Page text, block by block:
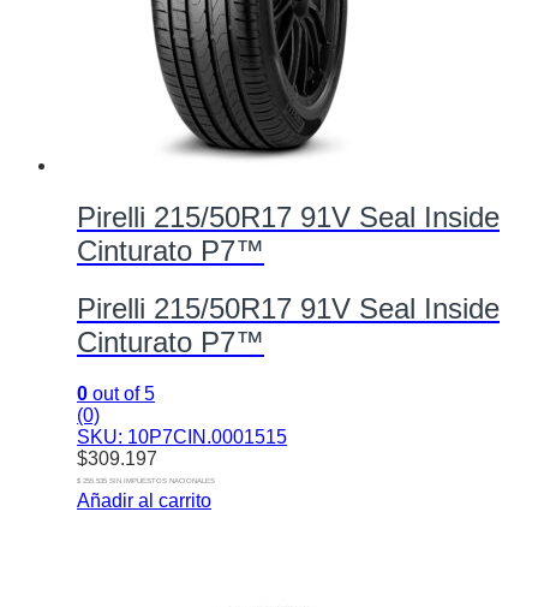
Pirelli 215/50R17 91V Seal Inside
Cinturato P7™
Pirelli 215/50R17 91V Seal Inside
Cinturato P7™
0 out of 5
(0)
SKU: 10P7CIN.0001515
$309.197
$ 255.535 SIN IMPUESTOS NACIONALES
Añadir al carrito